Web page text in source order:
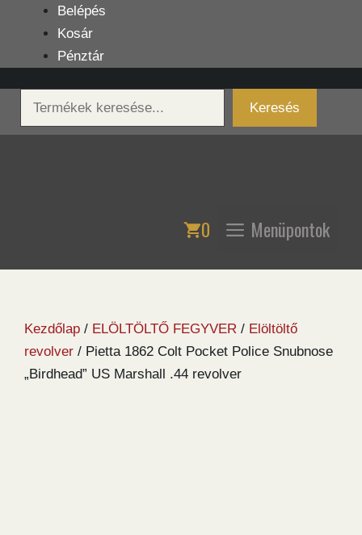
tartalomba
Belépés
Kosár
Pénztár
Keresés
Keresés
0 Menüpontok
Kezdőlap / ELÖLTÖLTŐ FEGYVER / Elöltöltő
revolver / Pietta 1862 Colt Pocket Police Snubnose
„Birdhead” US Marshall .44 revolver